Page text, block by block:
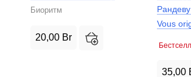
Биоритм
20,00 Br
Vous
35,00